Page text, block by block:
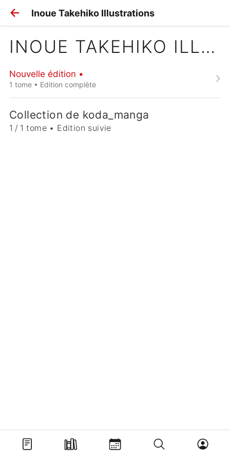
Inoue Takehiko Illustrations
INOUE TAKEHIKO ILLUSTRATIONS
Nouvelle édition •
1 tome • Edition complète
Collection de koda_manga
1 / 1 tome • Edition suivie